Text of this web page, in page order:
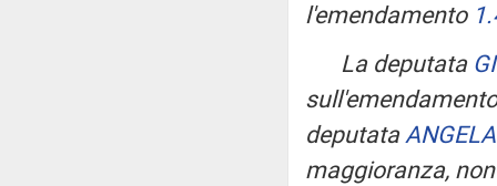
l'emendamento
La deputata
deputata
maggioranza,